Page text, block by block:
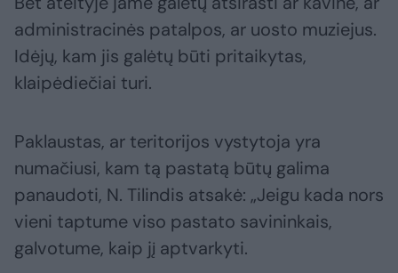
administracinės patalpos, ar uosto muziejus.
Idėjų, kam jis galėtų būti pritaikytas,
klaipėdiečiai turi.
Paklaustas, ar teritorijos vystytoja yra
numačiusi, kam tą pastatą būtų galima
panaudoti, N. Tilindis atsakė: „Jeigu kada nors
vieni taptume viso pastato savininkais,
galvotume, kaip jį aptvarkyti.